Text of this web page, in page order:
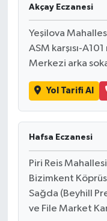
Akçay Eczanesi
Yeşilova
ASM karşısı-
Merkezi arka
Yol Tarifi Al
Hafsa Eczanesi
Piri Reis
Bizimkent
Sağda (Beyhill
ve File Market